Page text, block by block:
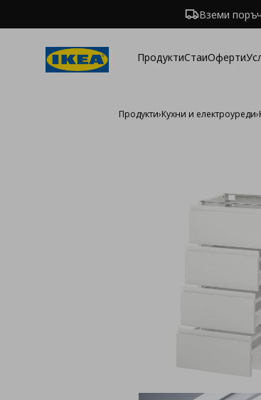
Вземи
ПродуктиСтаиОферти
Продукти›Кухни и електроуреди›